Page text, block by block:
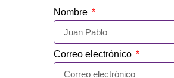
Nombre
Correo electrónico